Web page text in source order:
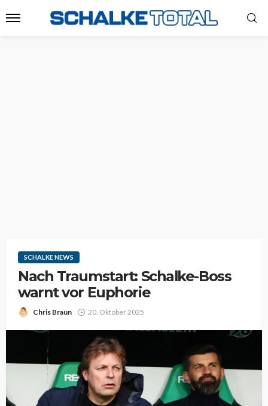
SCHALKE NEWS
Nach Traumstart: Schalke-Boss
warnt vor Euphorie
Chris Braun 20. Oktober 2025